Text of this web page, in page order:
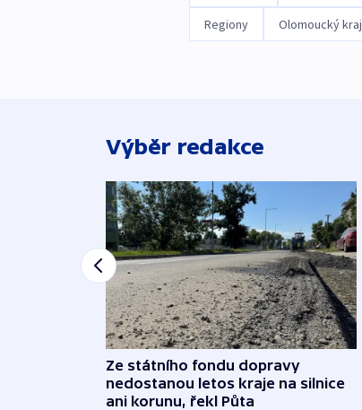
Regiony Olomoucký kraj
Výběr redakce
Ze státního fondu dopravy
nedostanou letos kraje na silnice
ani korunu, řekl Půta